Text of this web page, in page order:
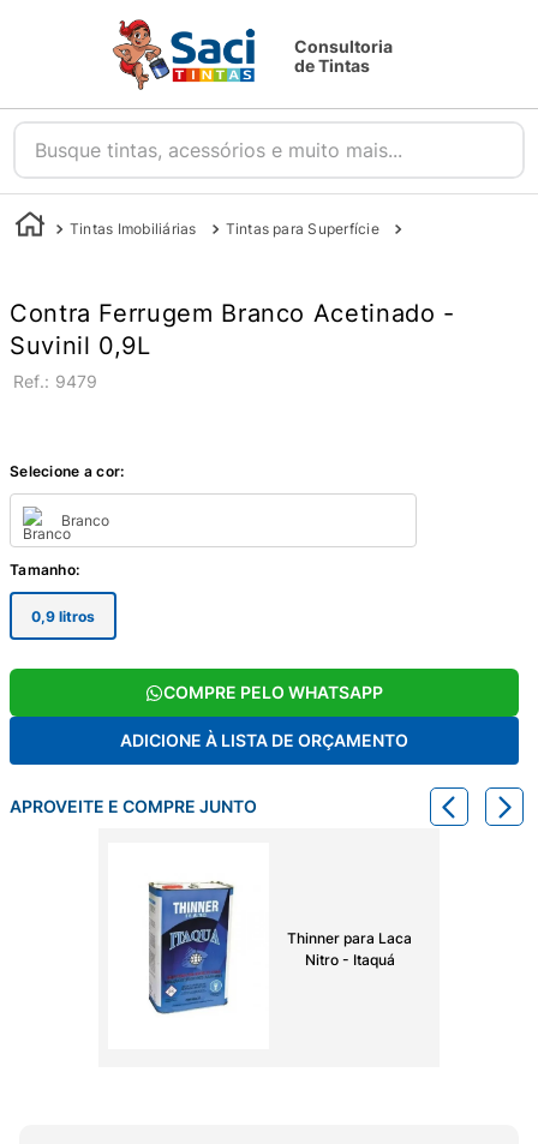
Consultoria
de Tintas
Busque tintas, acessórios e muito mais...
Tintas Imobiliárias Tintas para Superfície
Contra Ferrugem Branco Acetinado -
Suvinil 0,9L
: 9479
Selecione a cor:
Branco
Tamanho:
0,9 litros
COMPRE PELO WHATSAPP
ADICIONE À LISTA DE ORÇAMENTO
APROVEITE E COMPRE JUNTO
Thinner para Laca
Nitro - Itaquá